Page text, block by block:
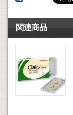
関連商品